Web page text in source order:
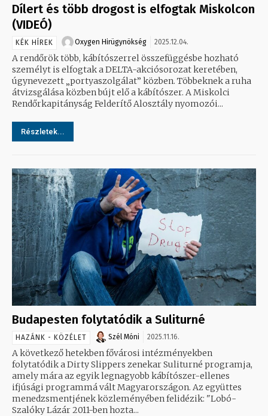
Dílert és több drogost is elfogtak Miskolcon
(VIDEÓ)
KÉK HÍREK Oxygen Hirügynökség 2025.12.04.
A rendőrök több, kábítószerrel összefüggésbe hozható
személyt is elfogtak a DELTA-akciósorozat keretében,
úgynevezett „portyaszolgálat” közben. Többeknek a ruha
átvizsgálása közben bújt elő a kábítószer. A Miskolci
Rendőrkapitányság Felderítő Alosztály nyomozói...
Részletek...
Budapesten folytatódik a Suliturné
HAZÁNK - KÖZÉLET Szél Móni 2025.11.16.
A következő hetekben fővárosi intézményekben
folytatódik a Dirty Slippers zenekar Suliturné programja,
amely mára az egyik legnagyobb kábítószer-ellenes
ifjúsági programmá vált Magyarországon. Az együttes
menedzsmentjének közleményében felidézik: "Lobó-
Szalóky Lázár 2011-ben hozta...